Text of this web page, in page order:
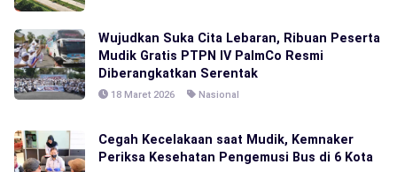
Wujudkan Suka Cita Lebaran, Ribuan Peserta
Mudik Gratis PTPN IV PalmCo Resmi
Diberangkatkan Serentak
18 Maret 2026 Nasional
Cegah Kecelakaan saat Mudik, Kemnaker
Periksa Kesehatan Pengemusi Bus di 6 Kota